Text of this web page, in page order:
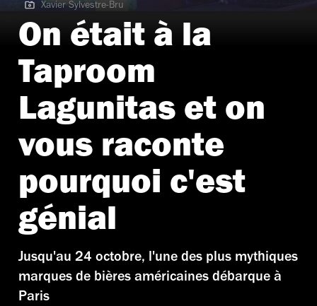
Xavier Sylvestre-Bru
Xavier Sylvestre-Bru
On était à la
Taproom
Lagunitas et on
vous raconte
pourquoi c'est
génial
Jusqu'au 24 octobre, l'une des plus mythiques
marques de bières américaines débarque à
Paris